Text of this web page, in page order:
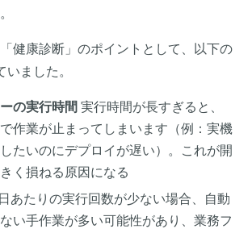
健康診断」のポイントとして、以下の
ました。
の実行時間 実行時間が長すぎると、
作業が止まってしまいます（例：実機
たいのにデプロイが遅い）。これが開
く損ねる原因になる
あたりの実行回数が少ない場合、自動
い手作業が多い可能性があり、業務フ